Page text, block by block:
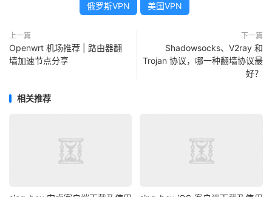
俄罗斯VPN 美国VPN
上一篇
Openwrt 机场推荐 | 路由器翻
墙加速节点分享
下一篇
Shadowsocks、V2ray 和
Trojan 协议，哪一种翻墙协议最
好？
相关推荐